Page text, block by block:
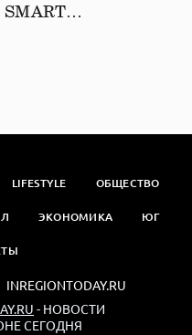
SMART…
LIFESTYLE ОБЩЕСТВО
ЭКОНОМИКА ЮГ
- НОВОСТИ
СЕГОДНЯ